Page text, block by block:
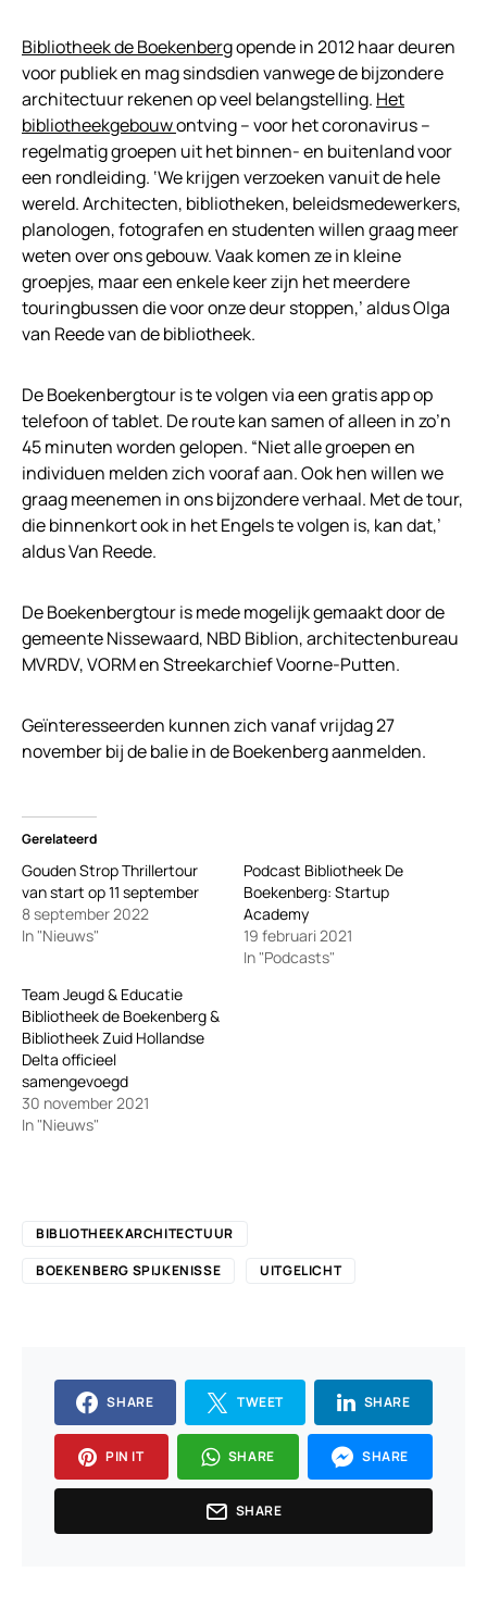
Bibliotheek de Boekenbergopende in 2012 haar deuren
voor publiek en mag sindsdien vanwege de bijzondere
architectuur rekenen op veel belangstelling. Het
bibliotheekgebouwontving – voor het coronavirus –
regelmatig groepen uit het binnen- en buitenland voor
een rondleiding. ‘We krijgen verzoeken vanuit de hele
wereld. Architecten, bibliotheken, beleidsmedewerkers,
planologen, fotografen en studenten willen graag meer
weten over ons gebouw. Vaak komen ze in kleine
groepjes, maar een enkele keer zijn het meerdere
touringbussen die voor onze deur stoppen,’ aldus Olga
van Reede van de bibliotheek.
De Boekenbergtour is te volgen via een gratis app op
telefoon of tablet. De route kan samen of alleen in zo’n
45 minuten worden gelopen. “Niet alle groepen en
individuen melden zich vooraf aan. Ook hen willen we
graag meenemen in ons bijzondere verhaal. Met de tour,
die binnenkort ook in het Engels te volgen is, kan dat,’
aldus Van Reede.
De Boekenbergtour is mede mogelijk gemaakt door de
gemeente Nissewaard, NBD Biblion, architectenbureau
MVRDV, VORM en Streekarchief Voorne-Putten.
Geïnteresseerden kunnen zich vanaf vrijdag 27
november bij de balie in de Boekenberg aanmelden.
Gerelateerd
Gouden Strop Thrillertour
van start op 11 september
8 september 2022
In "Nieuws"
Podcast Bibliotheek De
Boekenberg: Startup
Academy
19 februari 2021
In "Podcasts"
Team Jeugd & Educatie
Bibliotheek de Boekenberg &
Bibliotheek Zuid Hollandse
Delta officieel
samengevoegd
30 november 2021
In "Nieuws"
BIBLIOTHEEKARCHITECTUUR
BOEKENBERG SPIJKENISSE
UITGELICHT
SHARE TWEET SHARE
PIN IT SHARE SHARE
SHARE